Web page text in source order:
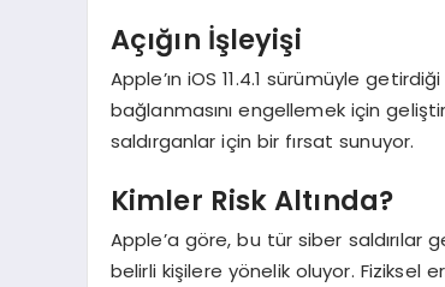
Açığın İşleyişi
Apple’ın iOS 11.4.1 sürümüyle
bağlanmasını engellemek için
saldırganlar için bir fırsat sunuyor.
Kimler Risk Altında?
Apple’a göre, bu tür siber saldırılar
belirli kişilere yönelik oluyor. Fiziksel